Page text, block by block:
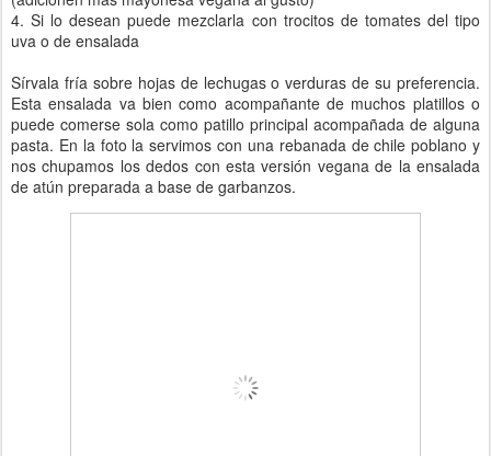
4. Si lo desean puede mezclarla con trocitos de tomates del tipo
uva o de ensalada
Sírvala fría sobre hojas de lechugas o verduras de su preferencia.
Esta ensalada va bien como acompañante de muchos platillos o
puede comerse sola como patillo principal acompañada de alguna
pasta. En la foto la servimos con una rebanada de chile poblano y
nos chupamos los dedos con esta versión vegana de la ensalada
de atún preparada a base de garbanzos.